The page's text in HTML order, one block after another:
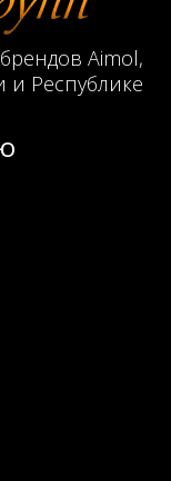
Aimol,
и Республике